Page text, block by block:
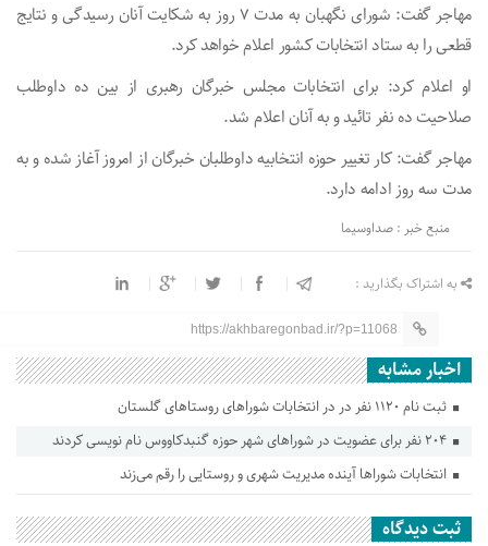
مهاجر گفت: شورای نگهبان به مدت ۷ روز به شکایت آنان رسیدگی و نتایج
قطعی را به ستاد انتخابات کشور اعلام خواهد کرد.
او اعلام کرد: برای انتخابات مجلس خبرگان رهبری از بین ده داوطلب
صلاحیت ده نفر تائید و به آنان اعلام شد.
مهاجر گفت: کار تغییر حوزه انتخابیه داوطلبان خبرگان از امروز آغاز شده و به
مدت سه روز ادامه دارد.
منبع خبر : صداوسیما
به اشتراک بگذارید :
https://akhbaregonbad.ir/?p=11068
اخبار مشابه
ثبت نام ۱۱۲۰ نفر در در انتخابات شورا‌های روستا‌های گلستان
انتخابات شوراها آینده مدیریت شهری و روستایی را رقم می‌زند
ثبت دیدگاه